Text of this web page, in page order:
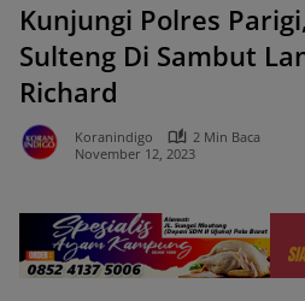
Kunjungi Polres
Sulteng Di Sambut
Richard
Koranindigo
2 Min Baca
November 12, 2023